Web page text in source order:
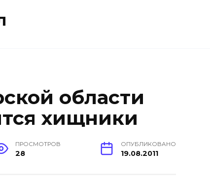
области
хищники
ПРОСМОТРОВ
28
ОПУБЛИКОВАНО
19.08.2011